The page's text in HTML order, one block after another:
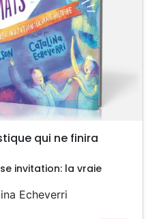
qui ne finira
invitation: la vraie
Echeverri